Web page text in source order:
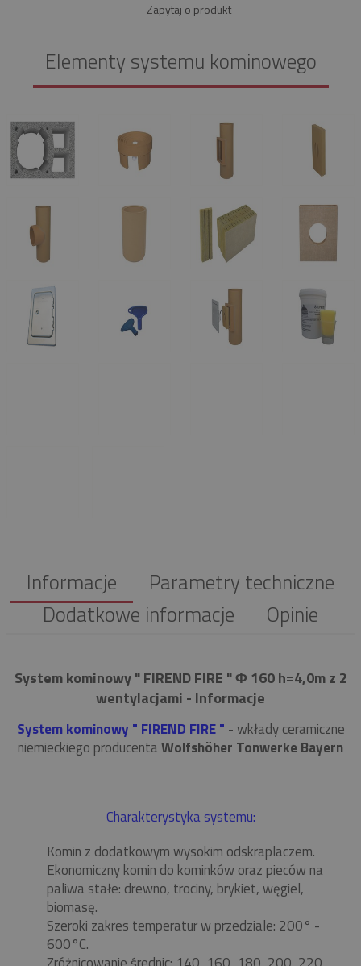
Zapytaj o produkt
Elementy systemu kominowego
Informacje
Parametry techniczne
Dodatkowe informacje
Opinie
System kominowy " FIREND FIRE " Φ 160 h=4,0m z 2
wentylacjami - Informacje
System kominowy " FIREND FIRE " - wkłady ceramiczne
niemieckiego producentaWolfshöher Tonwerke Bayern
Charakterystyka systemu:
Komin z dodatkowym wysokim odskraplaczem.
Ekonomiczny komin do kominków oraz pieców na
paliwa stałe: drewno, trociny, brykiet, węgiel,
biomasę.
Szeroki zakres temperatur w przedziale: 200° -
600°C.